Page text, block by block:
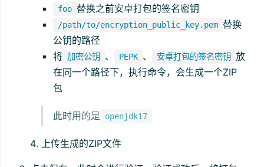
foo 替换之前安卓打包的签名密钥
/path/to/encryption_public_key.pem 替换
公钥的路径
将 加密公钥 、 PEPK 、 安卓打包的签名密钥 放
在同一个路径下，执行命令，会生成一个ZIP
包
此时用的是 openjdk17
上传生成的ZIP文件